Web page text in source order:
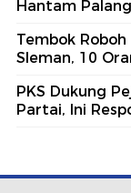
Hantam
Tembok
Sleman, 10
PKS Dukung
Partai, Ini